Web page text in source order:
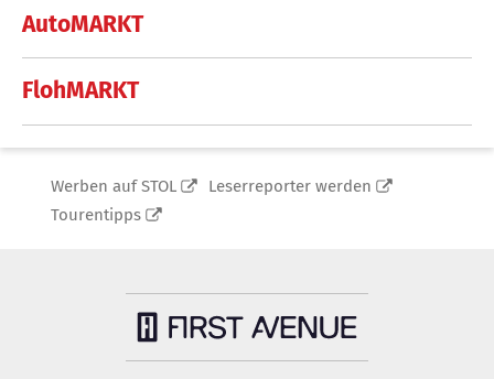
AutoMARKT
FlohMARKT
Werben auf STOL
Leserreporter werden
Tourentipps